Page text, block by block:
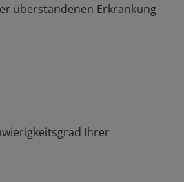
überstandenen Erkrankung
Ihrer